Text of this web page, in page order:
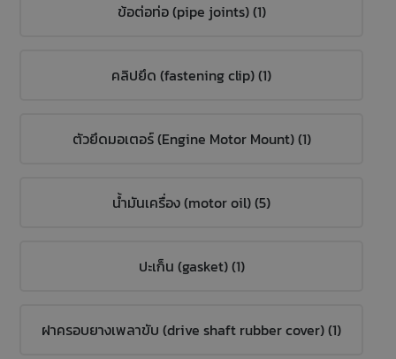
ข้อต่อท่อ (pipe joints) (1)
คลิปยึด (fastening clip) (1)
ตัวยึดมอเตอร์ (Engine Motor Mount) (1)
น้ำมันเครื่อง (motor oil) (5)
ปะเก็น (gasket) (1)
ฝาครอบยางเพลาขับ (drive shaft rubber cover) (1)